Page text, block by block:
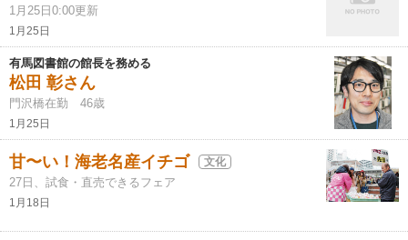
1月25日0:00更新
1月25日
有馬図書館の館長を務める
松田 彰さん
門沢橋在勤 46歳
1月25日
甘〜い！海老名産イチゴ 文化
27日、試食・直売できるフェア
1月18日